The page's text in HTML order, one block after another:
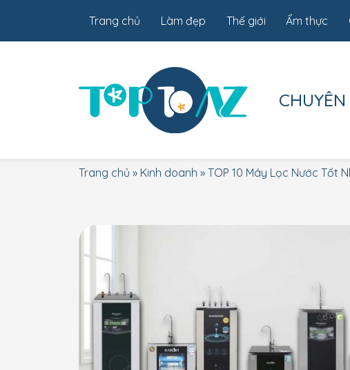
Trang chủ Làm đẹp Thế giới Ẩm thực
Trang chủ » Kinh doanh » TOP 10 Máy Lọc Nước Tốt